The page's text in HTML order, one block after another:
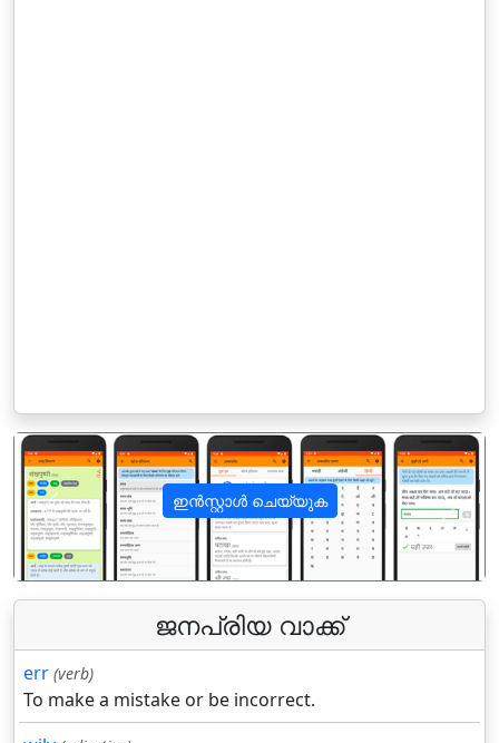
ഇൻസ്റ്റാൾ ചെയ്യുക
पिछला अगला
ജനപ്രിയ വാക്ക്
err (verb)
To make a mistake or be incorrect.